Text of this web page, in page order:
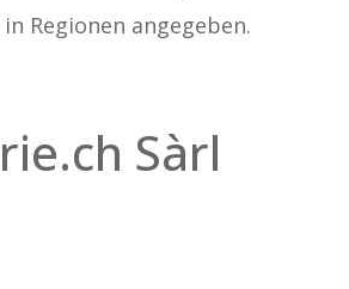
Regionen angegeben.
Sàrl